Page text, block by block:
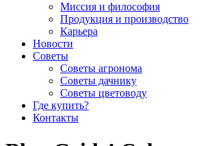
Миссия и философия
Продукция и производство
Карьера
Новости
Советы
Советы агронома
Советы дачнику
Советы цветоводу
Где купить?
Контакты